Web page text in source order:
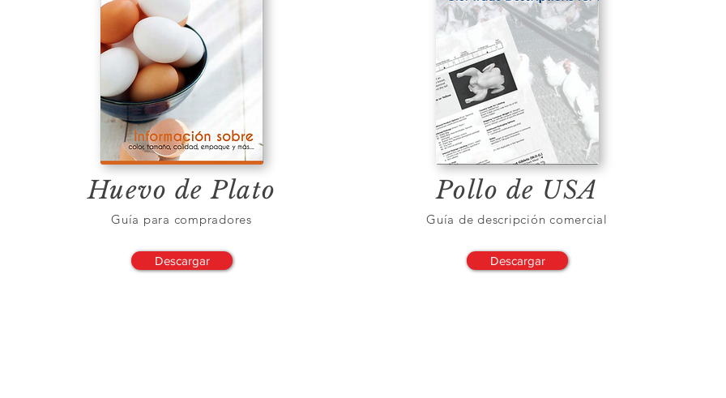
Huevo de Plato
Guía para compradores
Descargar
Pollo de USA
Guía de descripción comercial
Descargar